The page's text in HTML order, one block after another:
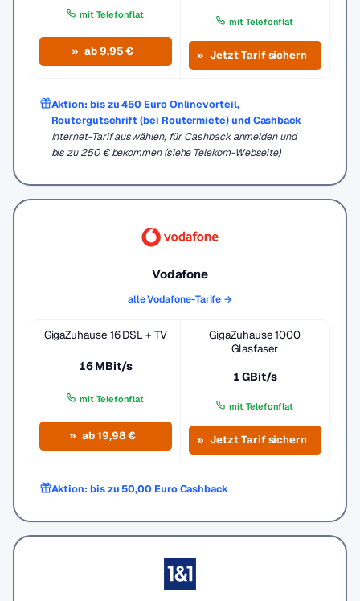
mit Telefonflat
ab 9,95 €
mit Telefonflat
Jetzt Tarif sichern
Aktion: bis zu 450 Euro Onlinevorteil,
Routergutschrift (bei Routermiete) und Cashback
Internet-Tarif auswählen, für Cashback anmelden und
bis zu 250 € bekommen (siehe Telekom-Webseite)
Vodafone
alle Vodafone-Tarife →
GigaZuhause 16 DSL + TV
16 MBit/s
mit Telefonflat
ab 19,98 €
GigaZuhause 1000
Glasfaser
1 GBit/s
mit Telefonflat
Jetzt Tarif sichern
Aktion: bis zu 50,00 Euro Cashback